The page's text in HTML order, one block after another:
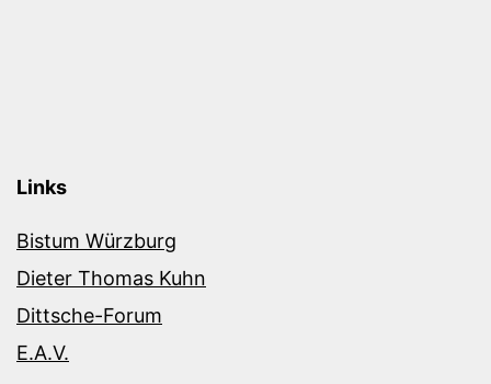
Links
Bistum Würzburg
Dieter Thomas Kuhn
Dittsche-Forum
E.A.V.